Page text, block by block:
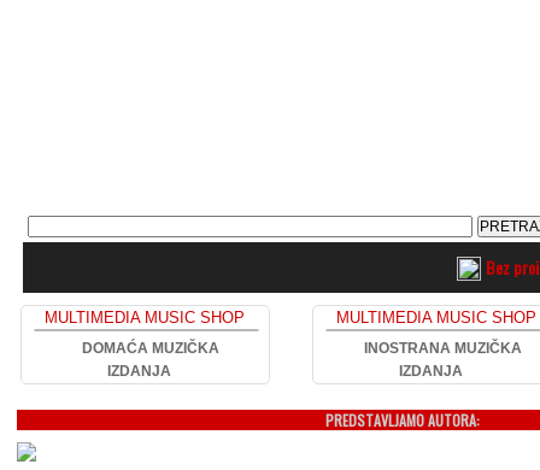
Bez
MULTIMEDIA MUSIC SHOP
DOMAĆA MUZIČKA
IZDANJA
MULTIMEDIA MUSIC SHOP
INOSTRANA MUZIČKA
IZDANJA
PREDSTAVLJAMO AUTORA: